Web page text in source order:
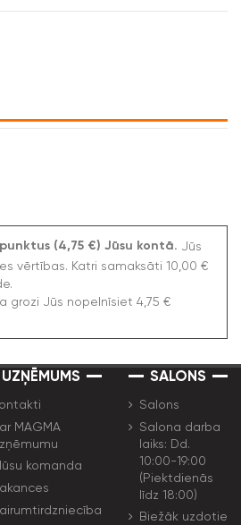
(4,75 €) Jūsu kontā. Jūs
vērtības. Katri samaksāti 10,00 €
grozi Jūs nopelnīsiet 4,75 €
UZŅĒMUMS
MAGMA
komanda
SALONS
Salons
Salona darba
laiks: Dd.
10:00-19:00
(Piektdienās
līdz 18:00)
Biežāk uzdotie